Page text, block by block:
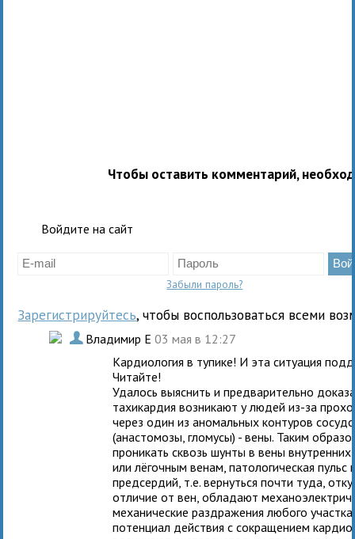
Чтобы оставить комментарий,
Войдите на сайт
Забыли пароль?
Зарегистрируйтесь, чтобы воспользоваться всеми
. Владимир Е03 мая в 12:27
Кардиология в тупике! И эта ситуация
Читайте!
Удалось выяснить и предварительно
тахикардия возникают у людей из-за
через один из аномальных контуров
(анастомозы, гломусы) - вены. Таким
проникать сквозь шунты в вены
или лёгочным венам, патологическая
предсердий, т.е. вернуться почти туда,
отличие от вен, обладают
механические раздражения любого
потенциал действия с сокращением